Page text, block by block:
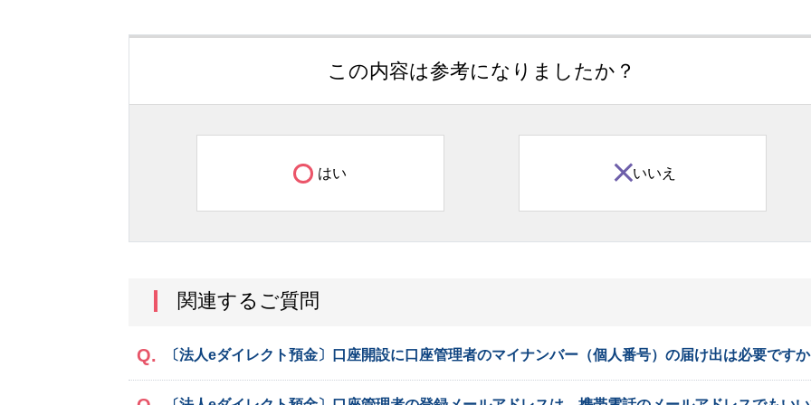
この内容は参考になりましたか？
はい いいえ
関連するご質問
〔法人eダイレクト預金〕口座開設に口座管理者のマイナンバー（個人番号）の届け出は必要です